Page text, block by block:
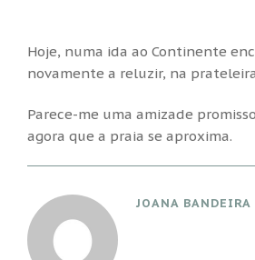
Hoje, numa ida ao Continente
novamente a reluzir, na
Parece-me uma amizade
agora que a praia se aproxima.
JOANA BANDEIRA